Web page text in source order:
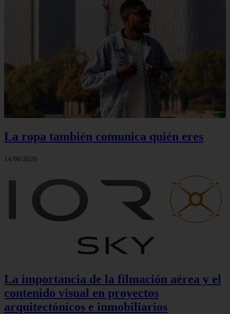
La ropa también comunica quién eres
14/06/2026
La importancia de la filmación aérea y el
contenido visual en proyectos
arquitectónicos e inmobiliarios